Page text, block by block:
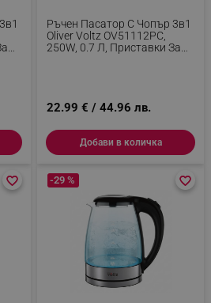
Ръчен Пасатор С Чопър 3в1
Oliver Voltz OV51112PC,
250W, 0.7 Л, Приставки За
22.99 € / 44.96 лв.
Добави в количка
favorite_border
favorite_border -29 % favorite_border
favorite_border
не може да се използва
необходими бисквитки.
Домейн
7699
.alleop.bg
.alleop.bg
7699
.alleop.bg
.alleop.bg
.alleop.bg